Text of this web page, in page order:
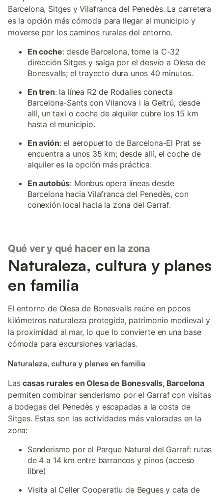
Barcelona, Sitges y Vilafranca del Penedès. La carretera
es la opción más cómoda para llegar al municipio y
moverse por los caminos rurales del entorno.
En coche: desde Barcelona, tome la C-32
dirección Sitges y salga por el desvío a Olesa de
Bonesvalls; el trayecto dura unos 40 minutos.
En tren: la línea R2 de Rodalies conecta
Barcelona-Sants con Vilanova i la Geltrú; desde
allí, un taxi o coche de alquiler cubre los 15 km
hasta el municipio.
En avión: el aeropuerto de Barcelona-El Prat se
encuentra a unos 35 km; desde allí, el coche de
alquiler es la opción más práctica.
En autobús: Monbus opera líneas desde
Barcelona hacia Vilafranca del Penedès, con
conexión local hacia la zona del Garraf.
Qué ver y qué hacer en la zona
Naturaleza, cultura y planes
en familia
El entorno de Olesa de Bonesvalls reúne en pocos
kilómetros naturaleza protegida, patrimonio medieval y
la proximidad al mar, lo que lo convierte en una base
cómoda para excursiones variadas.
Naturaleza, cultura y planes en familia
Lascasas rurales en Olesa de Bonesvalls, Barcelona
permiten combinar senderismo por el Garraf con visitas
a bodegas del Penedès y escapadas a la costa de
Sitges. Estas son las actividades más valoradas en la
zona:
Senderismo por el Parque Natural del Garraf: rutas
de 4 a 14 km entre barrancos y pinos (acceso
libre)
Visita al Celler Cooperatiu de Begues y cata de